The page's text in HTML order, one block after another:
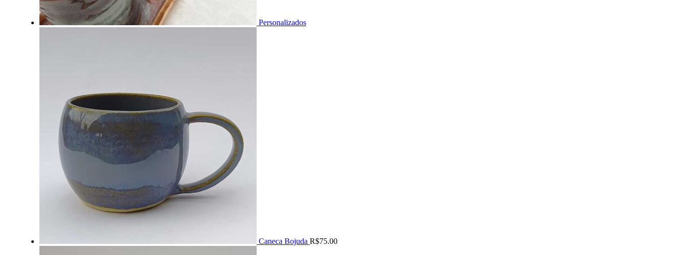
Personalizados
Caneca Bojuda R$75.00